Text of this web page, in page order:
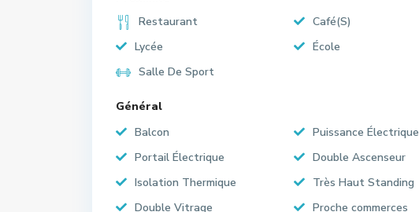
Restaurant
Café(S)
Lycée
École
Salle De Sport
Général
Balcon
Puissance Électrique
Portail Électrique
Double Ascenseur
Isolation Thermique
Très Haut Standing
Double Vitrage
Proche commerces